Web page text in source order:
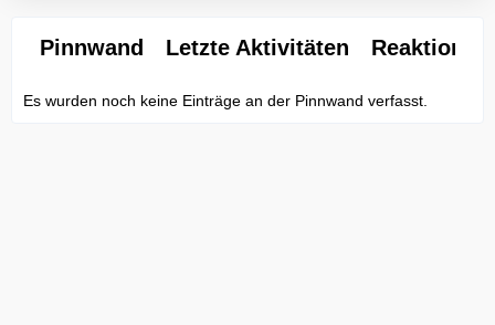
Pinnwand Letzte Aktivitäten Reaktionen
Es wurden noch keine Einträge an der Pinnwand verfasst.